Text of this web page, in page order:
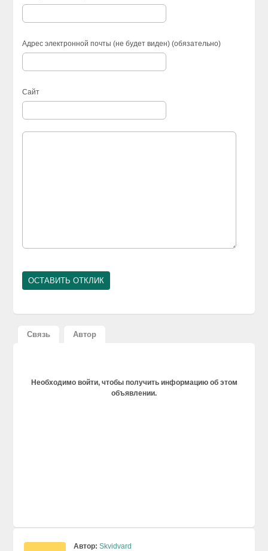
Адрес электронной почты (не будет виден) (обязательно)
Сайт
Связь Автор
Необходимо войти, чтобы получить информацию об этом
объявлении.
Автор: Skvidvard